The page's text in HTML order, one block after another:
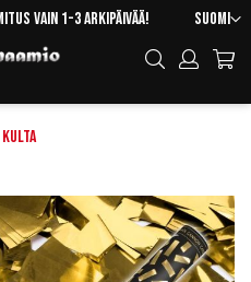
Skip
Content
Kieli
Suomi
vain 1-3 arkipäivää!
Hae
kulta